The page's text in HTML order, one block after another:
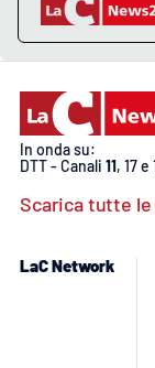
In onda su:
DTT - Canali 11, 17 e
Scarica tutte
LaC Network